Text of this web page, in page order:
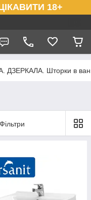
18+
ДЗЕРКАЛА. Шторки в
Фільтри